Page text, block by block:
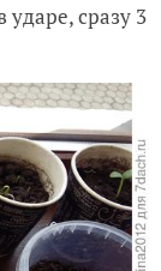
ударе, сразу 3